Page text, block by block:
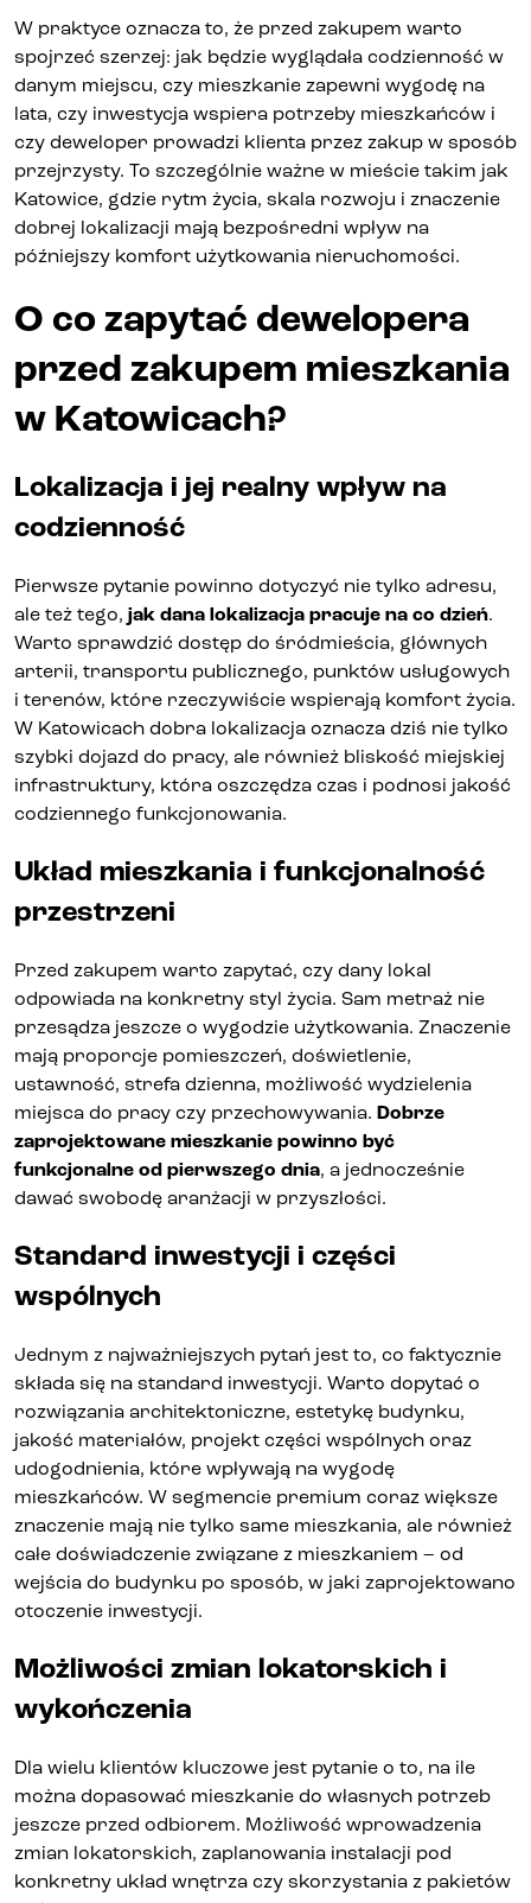
W praktyce oznacza to, że przed zakupem warto
spojrzeć szerzej: jak będzie wyglądała codzienność w
danym miejscu, czy mieszkanie zapewni wygodę na
lata, czy inwestycja wspiera potrzeby mieszkańców i
czy deweloper prowadzi klienta przez zakup w sposób
przejrzysty. To szczególnie ważne w mieście takim jak
Katowice, gdzie rytm życia, skala rozwoju i znaczenie
dobrej lokalizacji mają bezpośredni wpływ na
późniejszy komfort użytkowania nieruchomości.
O co zapytać dewelopera
przed zakupem mieszkania
w Katowicach?
Lokalizacja i jej realny wpływ na
codzienność
Pierwsze pytanie powinno dotyczyć nie tylko adresu,
ale też tego, jak dana lokalizacja pracuje na co dzień.
Warto sprawdzić dostęp do śródmieścia, głównych
arterii, transportu publicznego, punktów usługowych
i terenów, które rzeczywiście wspierają komfort życia.
W Katowicach dobra lokalizacja oznacza dziś nie tylko
szybki dojazd do pracy, ale również bliskość miejskiej
infrastruktury, która oszczędza czas i podnosi jakość
codziennego funkcjonowania.
Układ mieszkania i funkcjonalność
przestrzeni
Przed zakupem warto zapytać, czy dany lokal
odpowiada na konkretny styl życia. Sam metraż nie
przesądza jeszcze o wygodzie użytkowania. Znaczenie
mają proporcje pomieszczeń, doświetlenie,
ustawność, strefa dzienna, możliwość wydzielenia
miejsca do pracy czy przechowywania. Dobrze
zaprojektowane mieszkanie powinno być
funkcjonalne od pierwszego dnia, a jednocześnie
dawać swobodę aranżacji w przyszłości.
Standard inwestycji i części
wspólnych
Jednym z najważniejszych pytań jest to, co faktycznie
składa się na standard inwestycji. Warto dopytać o
rozwiązania architektoniczne, estetykę budynku,
jakość materiałów, projekt części wspólnych oraz
udogodnienia, które wpływają na wygodę
mieszkańców. W segmencie premium coraz większe
znaczenie mają nie tylko same mieszkania, ale również
całe doświadczenie związane z mieszkaniem – od
wejścia do budynku po sposób, w jaki zaprojektowano
otoczenie inwestycji.
Możliwości zmian lokatorskich i
wykończenia
Dla wielu klientów kluczowe jest pytanie o to, na ile
można dopasować mieszkanie do własnych potrzeb
jeszcze przed odbiorem. Możliwość wprowadzenia
zmian lokatorskich, zaplanowania instalacji pod
konkretny układ wnętrza czy skorzystania z pakietów